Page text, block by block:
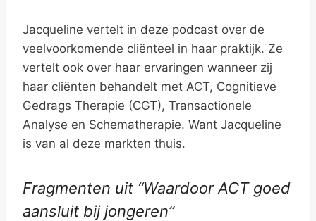
Jacqueline vertelt in deze podcast over de
veelvoorkomende cliënteel in haar praktijk. Ze
vertelt ook over haar ervaringen wanneer zij
haar cliënten behandelt met ACT, Cognitieve
Gedrags Therapie (CGT), Transactionele
Analyse en Schematherapie. Want Jacqueline
is van al deze markten thuis.
Fragmenten uit “Waardoor ACT goed
aansluit bij jongeren”